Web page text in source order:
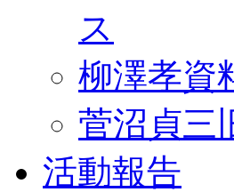
ス
柳澤孝資
菅沼貞三
活動報告